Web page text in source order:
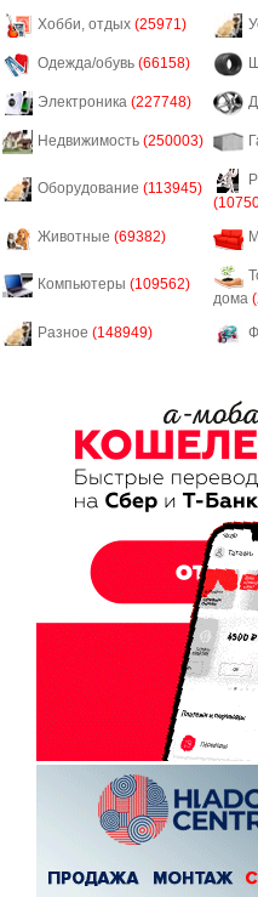
Хобби, отдых (25971)
Одежда/обувь (66158)
Электроника (227748)
Недвижимость (250003)
Оборудование (113945)
Животные (69382)
Компьютеры (109562)
дома
Разное (148949)